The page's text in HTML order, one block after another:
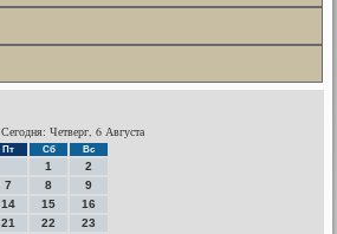
Сегодня: Четверг, 6 Августа
Пт Сб Вс
1
2
7 8
9
14 15
16
21 22
23